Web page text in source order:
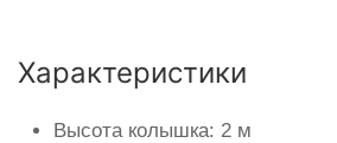
Характеристики
Высота колышка: 2 м